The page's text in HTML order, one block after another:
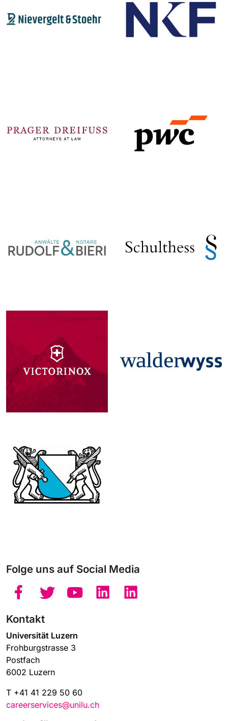
Folge uns auf Social Media
Kontakt
Universität Luzern
Frohburgstrasse 3
Postfach
6002 Luzern
T +41 41 229 50 60
careerservices@unilu.ch